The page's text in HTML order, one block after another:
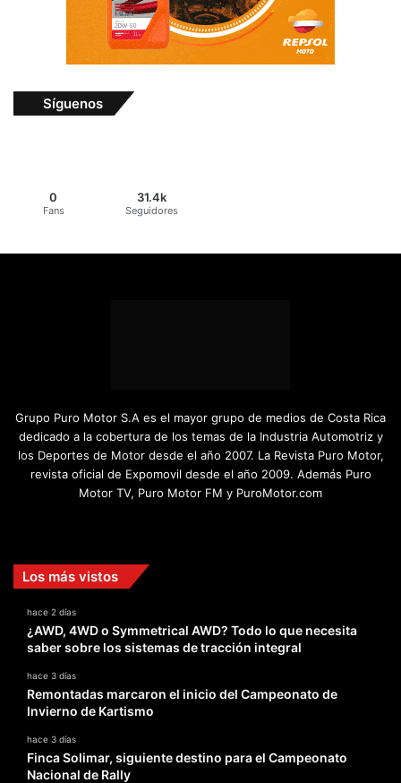
Síguenos
0
Fans
31.4k
Seguidores
Grupo Puro Motor S.A es el mayor grupo de medios de Costa Rica
dedicado a la cobertura de los temas de la Industria Automotriz y
los Deportes de Motor desde el año 2007. La Revista Puro Motor,
revista oficial de Expomovil desde el año 2009. Además Puro
Motor TV, Puro Motor FM y PuroMotor.com
Los más vistos
hace 2 días
¿AWD, 4WD o Symmetrical AWD? Todo lo que necesita
saber sobre los sistemas de tracción integral
hace 3 días
Remontadas marcaron el inicio del Campeonato de
Invierno de Kartismo
hace 3 días
Finca Solimar, siguiente destino para el Campeonato
Nacional de Rally